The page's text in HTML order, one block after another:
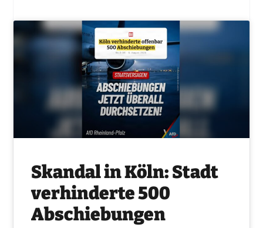
Skandal in Köln: Stadt
verhinderte 500
Abschiebungen